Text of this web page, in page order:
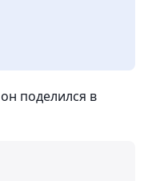
поделился в